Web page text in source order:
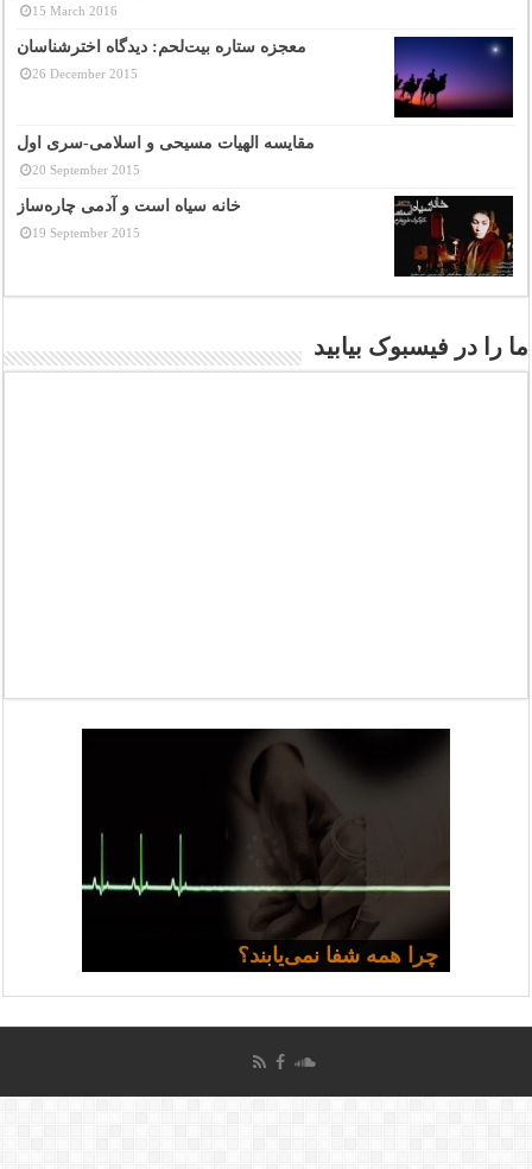
15 March 2016
معجزه ستاره بیت‌لحم: دیدگاه اخترشناسان
26 December 2015
مقایسه الهیات مسیحی و اسلامی-سری اول
20 September 2015
خانه سیاه است و آدمی چاره‌ساز
19 September 2015
ما را در فیسبوک بیابید
تشیع، تصوف و تاثیر آن بر مسیحیت
ایرانی
چرا همه شفا نمی‌یابند؟
مسیحی و سیاست: مجموعه
سخنرانی‌ها